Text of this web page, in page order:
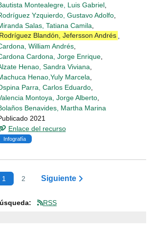
Montealegre, Luis Gabriel
Yzquierdo, Gustavo Adolfo
Salas, Tatiana Camila
Rodríguez Blandón, Jefersson Andrés
William Andrés
Cardona, Jorge Enrique
Henao, Sandra Viviana
Henao,Yuly Marcela
Parra, Carlos Eduardo
Montoya, Jorge Alberto
Benavides, Martha Marina
2021
Enlace del recurso
Infografía
1 2 Siguiente
RSS